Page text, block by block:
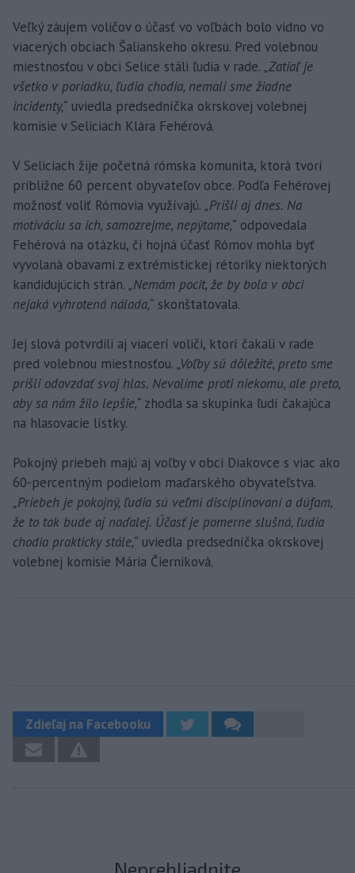
Veľký záujem voličov o účasť vo voľbách bolo vidno vo
viacerých obciach Šalianskeho okresu. Pred volebnou
miestnosťou v obci Selice stáli ľudia v rade. „Zatiaľ je
všetko v poriadku, ľudia chodia, nemali sme žiadne
incidenty,“ uviedla predsedníčka okrskovej volebnej
komisie v Seliciach Klára Fehérová.
V Seliciach žije početná rómska komunita, ktorá tvorí
približne 60 percent obyvateľov obce. Podľa Fehérovej
možnosť voliť Rómovia využívajú. „Prišli aj dnes. Na
motiváciu sa ich, samozrejme, nepýtame,“ odpovedala
Fehérová na otázku, či hojná účasť Rómov mohla byť
vyvolaná obavami z extrémistickej rétoriky niektorých
kandidujúcich strán. „Nemám pocit, že by bola v obci
nejaká vyhrotená nálada,“ skonštatovala.
Jej slová potvrdili aj viacerí voliči, ktorí čakali v rade
pred volebnou miestnosťou. „Voľby sú dôležité, preto sme
prišli odovzdať svoj hlas. Nevolíme proti niekomu, ale preto,
aby sa nám žilo lepšie,“ zhodla sa skupinka ľudí čakajúca
na hlasovacie lístky.
Pokojný priebeh majú aj voľby v obci Diakovce s viac ako
60-percentným podielom maďarského obyvateľstva.
„Priebeh je pokojný, ľudia sú veľmi disciplinovaní a dúfam,
že to tak bude aj naďalej. Účasť je pomerne slušná, ľudia
chodia prakticky stále,“ uviedla predsedníčka okrskovej
volebnej komisie Mária Čierniková.
Zdieľaj na Facebooku